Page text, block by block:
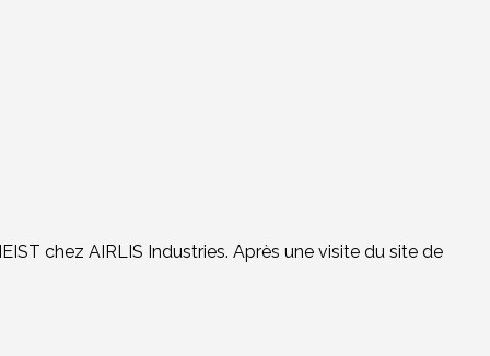
chez AIRLIS Industries. Après une visite du site de